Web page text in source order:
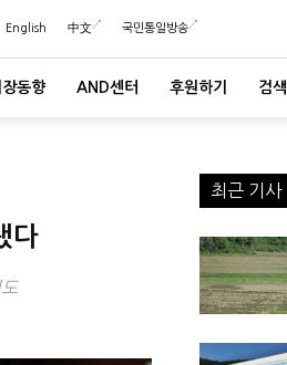
English 中文 국민통일방송
동향 AND센터 후원하기 검색
다
최근 기사